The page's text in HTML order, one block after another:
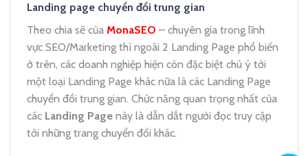
Landing page chuyển đổi trung gian
Theo chia sẽ của MonaSEO – chuyên gia trong lĩnh
vực SEO/Marketing thì ngoài 2 Landing Page phổ biến
ở trên, các doanh nghiệp hiện còn đặc biệt chú ý tới
một loại Landing Page khác nữa là các Landing Page
chuyển đổi trung gian. Chức năng quan trọng nhất của
các Landing Page này là dẫn dắt người đọc truy cập
tới những trang chuyển đổi khác.